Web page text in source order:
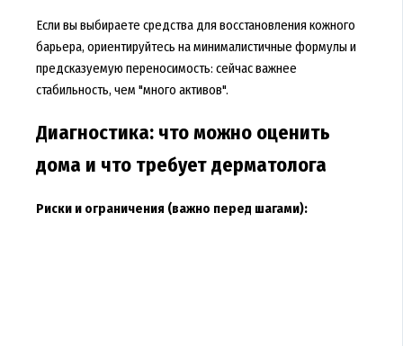
Если вы выбираете средства для восстановления кожного
барьера, ориентируйтесь на минималистичные формулы и
предсказуемую переносимость: сейчас важнее
стабильность, чем "много активов".
Диагностика: что можно оценить
дома и что требует дерматолога
Риски и ограничения (важно перед шагами):